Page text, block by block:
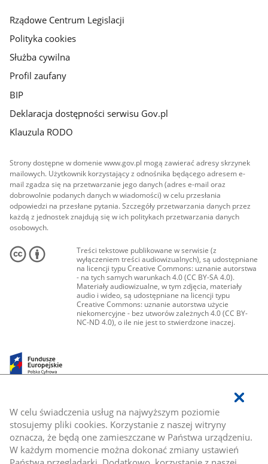
W celu świadczenia usług na najwyższym poziomie
stosujemy pliki cookies. Korzystanie z naszej witryny
oznacza, że będą one zamieszczane w Państwa urządzeniu.
W każdym momencie można dokonać zmiany ustawień
Rządowe Centrum Legislacji
Polityka cookies
Służba cywilna
Profil zaufany
BIP
Deklaracja dostępności serwisu Gov.pl
Klauzula RODO
Strony dostępne w domenie www.gov.pl mogą zawierać adresy skrzynek
mailowych. Użytkownik korzystający z odnośnika będącego adresem e-
mail zgadza się na przetwarzanie jego danych (adres e-mail oraz
dobrowolnie podanych danych w wiadomości) w celu przesłania
odpowiedzi na przesłane pytania. Szczegóły przetwarzania danych przez
każdą z jednostek znajdują się w ich politykach przetwarzania danych
osobowych.
Treści tekstowe publikowane w serwisie (z
wyłączeniem treści audiowizualnych), są udostępniane
na licencji typu Creative Commons: uznanie autorstwa
- na tych samych warunkach 4.0 (CC BY-SA 4.0).
Materiały audiowizualne, w tym zdjęcia, materiały
audio i wideo, są udostępniane na licencji typu
Creative Commons: uznanie autorstwa użycie
niekomercyjne - bez utworów zależnych 4.0 (CC BY-
NC-ND 4.0), o ile nie jest to stwierdzone inaczej.